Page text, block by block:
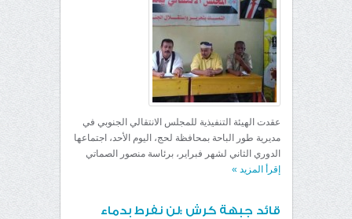
عقدت الهيئة التنفيذية للمجلس الانتقالي الجنوبي في
مديرية طور الباحة بمحافظة لحج، اليوم الأحد، اجتماعها
الدوري الثاني لشهر فبراير، برئاسة منصور الصماتي
إقرأ المزيد »
قائد جبهة كرش :لن نفرط بدماء